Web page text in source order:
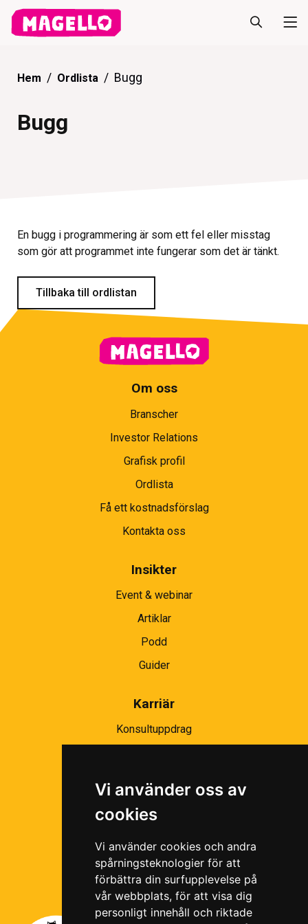
Vi använder oss av
cookies
Vi använder cookies och andra
spårningsteknologier för att
förbättra din surfupplevelse på
vår webbplats, för att visa dig
personligt innehåll och riktade
Hem Ordlista Bugg
Bugg
En bugg i programmering är som ett fel eller misstag
som gör att programmet inte fungerar som det är tänkt.
Tillbaka till ordlistan
Om oss
Branscher
Investor Relations
Grafisk profil
Ordlista
Få ett kostnadsförslag
Kontakta oss
Insikter
Event & webinar
Artiklar
Podd
Guider
Karriär
Konsultuppdrag
Ramavtal